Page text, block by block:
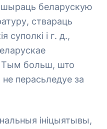
беларускую
ствараць
суполкі і г. д.,
Тым больш, што
перасьледуе за
ініцыятывы,